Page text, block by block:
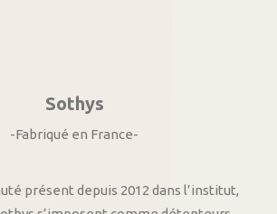
Sothys
-Fabriqué en France-
présent depuis 2012 dans l’institut,